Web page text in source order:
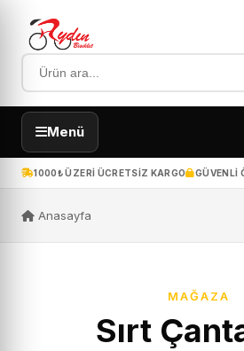
Menü
1000₺ ÜZERI ÜCRETSIZ KARGO GÜVENLI
Anasayfa
MAĞAZA
Sırt